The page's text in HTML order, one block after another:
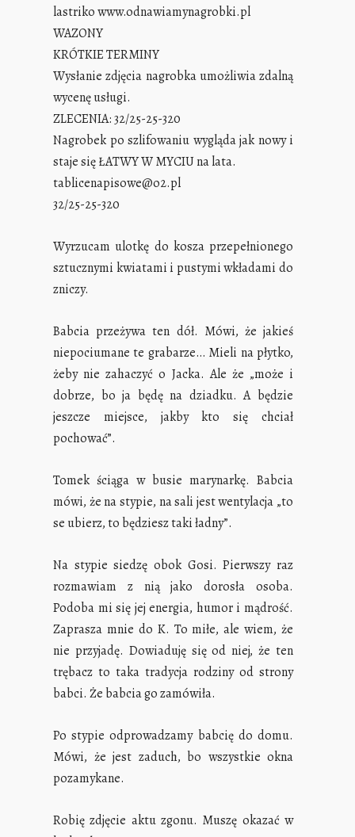
lastriko www.odnawiamynagrobki.pl
WAZONY
KRÓTKIE TERMINY
Wysłanie zdjęcia nagrobka umożliwia zdalną
wycenę usługi.
ZLECENIA: 32/25-25-320
Nagrobek po szlifowaniu wygląda jak nowy i
staje się ŁATWY W MYCIU na lata.
tablicenapisowe@o2.pl
32/25-25-320
Wyrzucam ulotkę do kosza przepełnionego
sztucznymi kwiatami i pustymi wkładami do
zniczy.
Babcia przeżywa ten dół. Mówi, że jakieś
niepociumane te grabarze… Mieli na płytko,
żeby nie zahaczyć o Jacka. Ale że „może i
dobrze, bo ja będę na dziadku. A będzie
jeszcze miejsce, jakby kto się chciał
pochować”.
Tomek ściąga w busie marynarkę. Babcia
mówi, że na stypie, na sali jest wentylacja „to
se ubierz, to będziesz taki ładny”.
Na stypie siedzę obok Gosi. Pierwszy raz
rozmawiam z nią jako dorosła osoba.
Podoba mi się jej energia, humor i mądrość.
Zaprasza mnie do K. To miłe, ale wiem, że
nie przyjadę. Dowiaduję się od niej, że ten
trębacz to taka tradycja rodziny od strony
babci. Że babcia go zamówiła.
Po stypie odprowadzamy babcię do domu.
Mówi, że jest zaduch, bo wszystkie okna
pozamykane.
Robię zdjęcie aktu zgonu. Muszę okazać w